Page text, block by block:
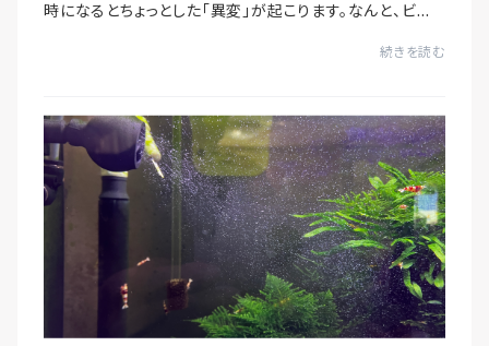
時になるとちょっとした「異変」が起こります。なんと、ビー
シュリンプたちが一斉に激しく泳ぎまくり、水槽内が大騒ぎ
続きを読む